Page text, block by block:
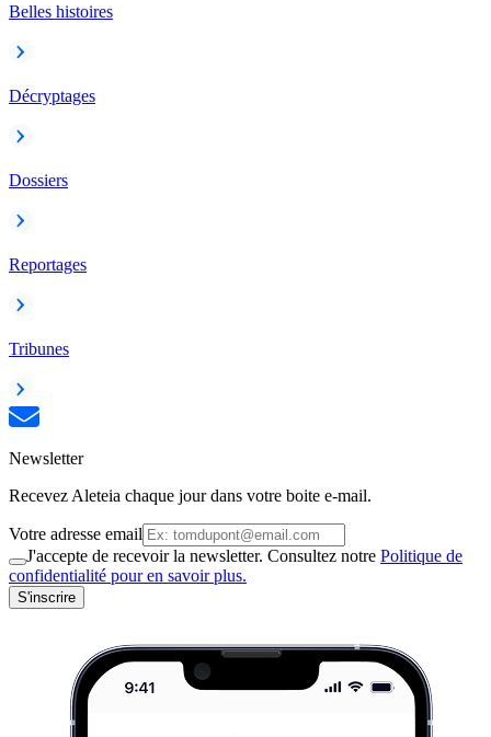
Belles histoires
Décryptages
Dossiers
Reportages
Tribunes
Newsletter
Recevez Aleteia chaque jour dans votre boite e-mail.
Votre adresse email
J'accepte de recevoir la newsletter. Consultez notre Politique de
confidentialité pour en savoir plus.
S'inscrire